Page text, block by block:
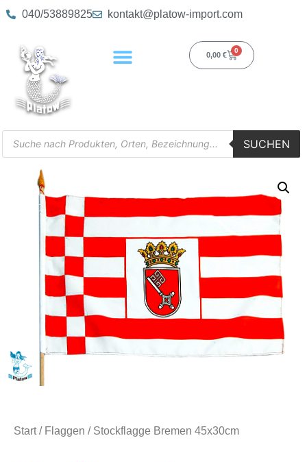
040/53889825 kontakt@platow-import.com
0,00 €
0
SUCHEN
Start/ Flaggen / Stockflagge Bremen 45x30cm